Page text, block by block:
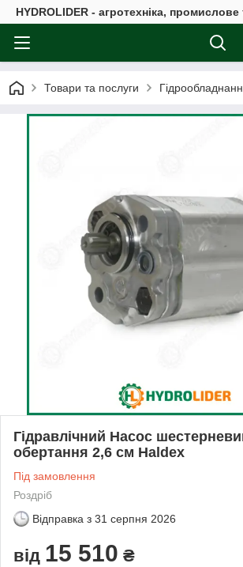
HYDROLIDER - агротехніка,
Товари та послуги
Гідравлічний Насос
обертання 2,6 см Haldex
Під замовлення
Роздріб
Відправка з 31 серпня 2026
від 15 510 ₴